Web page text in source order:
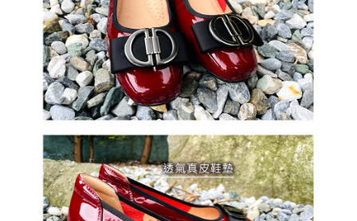
三、聲明條款
「AFTEE先享後付」(下稱本服務)乃由恩沛科技股份有限公司(下稱 AFTEE )
所提供，並由 AFTEE 向您收取款項。因使用本服務所須提供之個人資料(包
含但不限於訂購人姓名、電話，收件人姓名、電話、收件地址)，將交付予
AFTEE 於本服務必要服務範圍內運用。關於 AFTEE 對於個人資料之蒐集、
處理、利用，詳參 AFTEE 官網之『個人資料蒐集、處理及利用告知聲明』
https://aftee.tw/privacypolicy/）。
未成年的使用者，請事先徵得法定代理人或監護人之同意方可使用
AFTEE。
若您對於個人資料之處理、利用有任何疑問，或欲行使相關法律權利，請聯
繫恩沛科技股份有限公司。若您不同意我們將上開所示之個人資料，連同必
要之購買訂單資訊提供予 AFTEE ，或讓 AFTEE 蒐集處理利用您的個人資